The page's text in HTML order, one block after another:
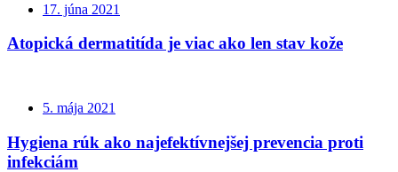
17. júna 2021
Atopická dermatitída je viac ako len stav kože
5. mája 2021
Hygiena rúk ako najefektívnejšej prevencia proti
infekciám